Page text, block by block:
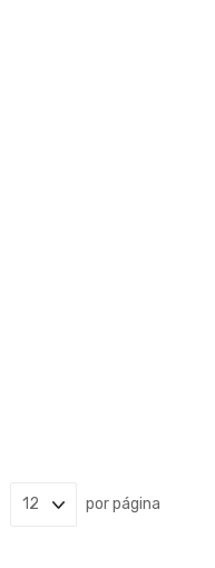
por página